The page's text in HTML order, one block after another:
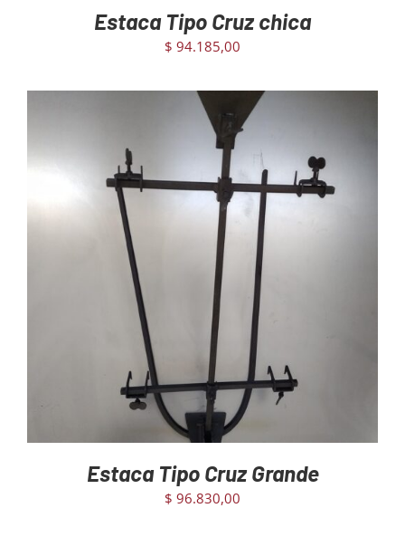
Estaca Tipo Cruz chica
$ 94.185,00
AGREGAR AL CARRITO DETAILS
Estaca Tipo Cruz Grande
$ 96.830,00